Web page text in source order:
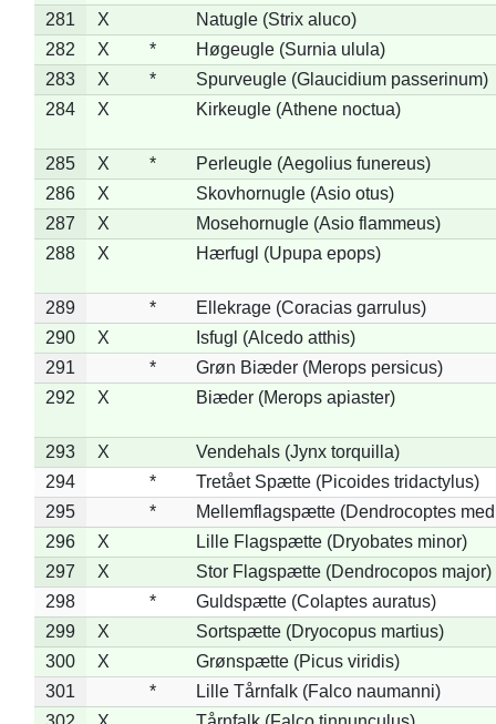
281
X
Natugle (Strix aluco)
282
X *
Høgeugle (Surnia ulula)
283
X *
Spurveugle (Glaucidium passerinum)
284
X Kirkeugle (Athene noctua)
285 X *
Perleugle (Aegolius funereus)
286
X
Skovhornugle (Asio otus)
287
X
Mosehornugle (Asio flammeus)
288
X Hærfugl (Upupa epops)
289 *
Ellekrage (Coracias garrulus)
290
X
Isfugl (Alcedo atthis)
291
*
Grøn Biæder (Merops persicus)
292
X Biæder (Merops apiaster)
293 X
Vendehals (Jynx torquilla)
294
*
Tretået Spætte (Picoides tridactylus)
295
*
Mellemflagspætte (Dendrocoptes
296
X
Lille Flagspætte (Dryobates minor)
297
X
Stor Flagspætte (Dendrocopos major)
298
*
Guldspætte (Colaptes auratus)
299
X
Sortspætte (Dryocopus martius)
300
X
Grønspætte (Picus viridis)
301
*
Lille Tårnfalk (Falco naumanni)